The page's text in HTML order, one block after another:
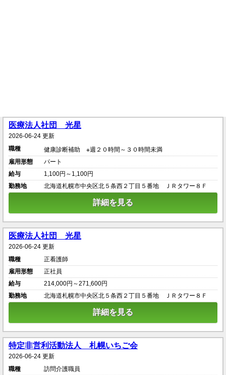
医療法人社団 光星
2026-06-24 更新
職種
健康診断補助 ※週２０時間～３０時間未満
雇用形態
パート
給与
1,100円～1,100円
勤務地
北海道札幌市中央区北５条西２丁目５番地 ＪＲタワー８Ｆ
詳細を見る
医療法人社団 光星
2026-06-24 更新
職種
正看護師
雇用形態
正社員
給与
214,000円～271,600円
勤務地
北海道札幌市中央区北５条西２丁目５番地 ＪＲタワー８Ｆ
詳細を見る
特定非営利活動法人 札幌いちご会
2026-06-24 更新
職種
訪問介護職員